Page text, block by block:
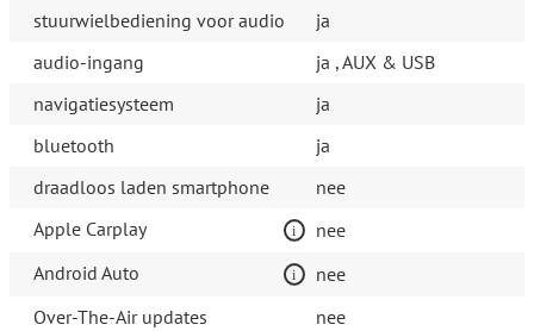
stuurwielbediening voor audio
ja
audio-ingang
ja , AUX & USB
navigatiesysteem
ja
bluetooth
ja
draadloos laden smartphone
nee
Apple Carplay
nee
Android Auto
nee
Over-The-Air updates
nee